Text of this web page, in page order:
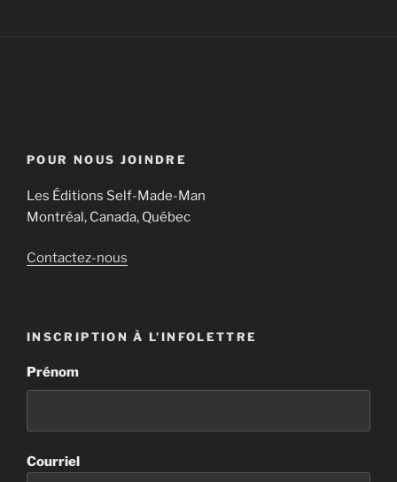
POUR NOUS JOINDRE
Les Éditions Self-Made-Man
Montréal, Canada, Québec
Contactez-nous
INSCRIPTION À L’INFOLETTRE
Prénom
Courriel